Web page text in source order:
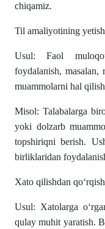
chiqamiz.
Til amaliyotining
Usul: Faol
foydalanish, masalan,
muammolarni hal
Misol: Talabalarga
yoki dolzarb
topshiriqni berish.
birliklaridan
Xato qilishdan
Usul: Xatolarga
qulay muhit yaratish.